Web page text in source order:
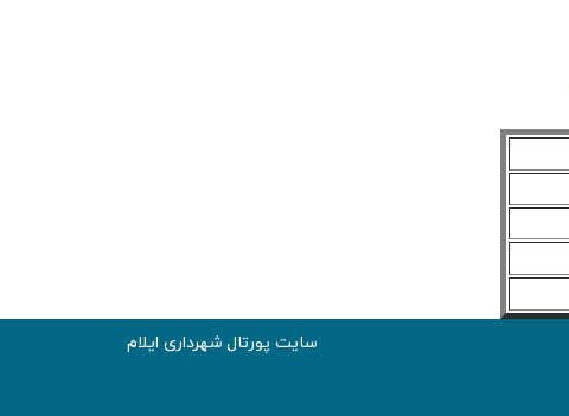
سایت پورتال شهرداری ایلام